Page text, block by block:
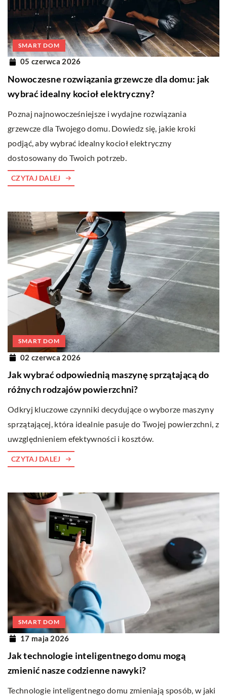
SMART DOM
05 czerwca 2026
Nowoczesne rozwiązania grzewcze dla domu: jak
wybrać idealny kocioł elektryczny?
Poznaj najnowocześniejsze i wydajne rozwiązania
grzewcze dla Twojego domu. Dowiedz się, jakie kroki
podjąć, aby wybrać idealny kocioł elektryczny
dostosowany do Twoich potrzeb.
CZYTAJ DALEJ
SMART DOM
02 czerwca 2026
Jak wybrać odpowiednią maszynę sprzątającą do
różnych rodzajów powierzchni?
Odkryj kluczowe czynniki decydujące o wyborze maszyny
sprzątającej, która idealnie pasuje do Twojej powierzchni, z
uwzględnieniem efektywności i kosztów.
CZYTAJ DALEJ
SMART DOM
17 maja 2026
Jak technologie inteligentnego domu mogą
zmienić nasze codzienne nawyki?
Technologie inteligentnego domu zmieniają sposób, w jaki